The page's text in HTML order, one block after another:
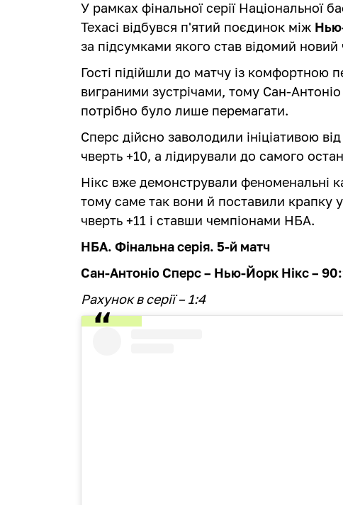
У рамках фінальної серії Національної
Техасі відбувся п'ятий поєдинок між
за підсумками якого став відомий новий
Гості підійшли до матчу із комфортною
виграними зустрічами, тому Сан-
потрібно було лише перемагати.
Сперс дійсно заволодили ініціативою
чверть +10, а лідирували до самого
Нікс вже демонстрували феноменальні
тому саме так вони й поставили крапку
чверть +11 і ставши чемпіонами НБА.
НБА. Фінальна серія. 5-й матч
Сан-Антоніо Сперс – Нью-Йорк Нікс –
Рахунок в серії – 1:4